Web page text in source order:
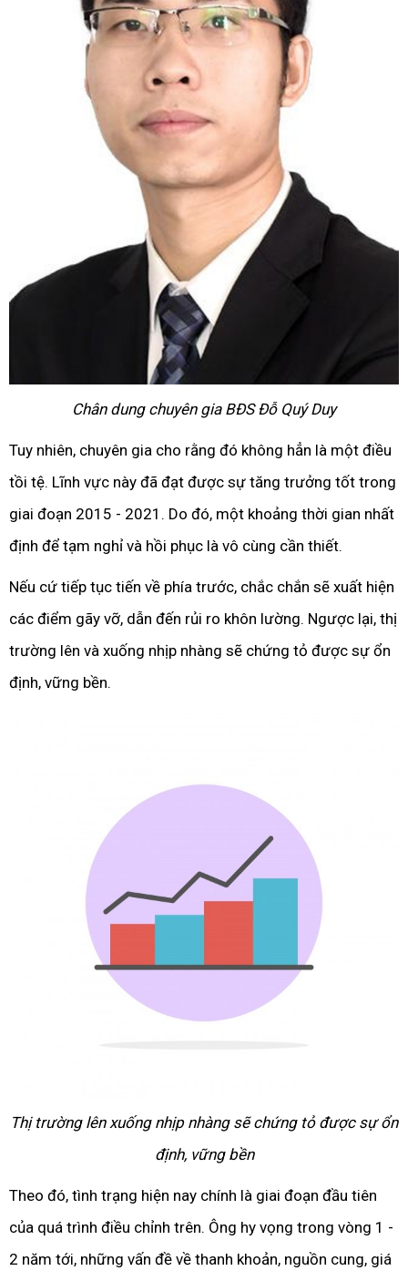
Chân dung chuyên gia BĐS Đỗ Quý Duy
Tuy nhiên, chuyên gia cho rằng đó không hẳn là một điều
tồi tệ. Lĩnh vực này đã đạt được sự tăng trưởng tốt trong
giai đoạn 2015 - 2021. Do đó, một khoảng thời gian nhất
định để tạm nghỉ và hồi phục là vô cùng cần thiết.
Nếu cứ tiếp tục tiến về phía trước, chắc chắn sẽ xuất hiện
các điểm gãy vỡ, dẫn đến rủi ro khôn lường. Ngược lại, thị
trường lên và xuống nhịp nhàng sẽ chứng tỏ được sự ổn
định, vững bền.
Thị trường lên xuống nhịp nhàng sẽ chứng tỏ được sự ổn
định, vững bền
Theo đó, tình trạng hiện nay chính là giai đoạn đầu tiên
của quá trình điều chỉnh trên. Ông hy vọng trong vòng 1 -
2 năm tới, những vấn đề về thanh khoản, nguồn cung, giá